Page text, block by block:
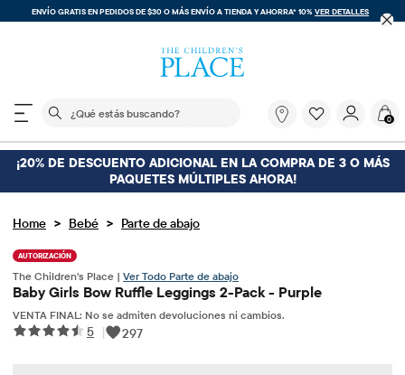
ENVÍO GRATIS EN PEDIDOS DE $30 O MÁSENVÍO A TIENDA Y AHORRA* 10%VER DETALLES
El siguiente campo de búsqueda filtra las
buscando?
0
¡20% DE DESCUENTO ADICIONAL EN LA COMPRA DE 3 O MÁS
PAQUETES MÚLTIPLES AHORA!
Home > Bebé > Parte de abajo
AUTORIZACIÓN
The Children's Place | Ver Todo Parte de abajo
Baby Girls Bow Ruffle Leggings 2-Pack - Purple
VENTA FINAL: No se admiten devoluciones ni cambios.
5 | 297